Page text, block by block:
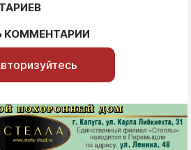
КОММЕНТАРИИ